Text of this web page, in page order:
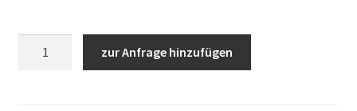
zur Anfrage hinzufügen